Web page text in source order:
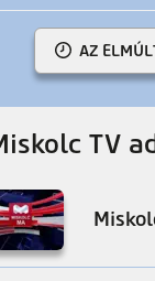
AZ
TV